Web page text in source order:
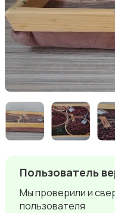
Пользователь
Мы проверили и
пользователя